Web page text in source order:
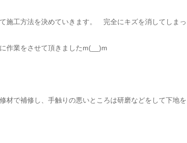
施工方法を決めていきます。 完全にキズを消してしまっ
作業をさせて頂きましたm(__)m
材で補修し、手触りの悪いところは研磨などをして下地を